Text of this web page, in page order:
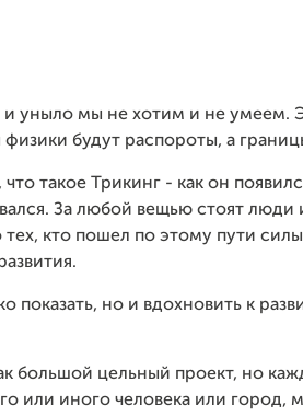
и уныло мы не хотим и не умеем.
будут распороты, а
такое Трикинг - как он
За любой вещью стоят люди
кто пошел по этому пути
показать, но и вдохновить к
большой цельный проект, но
или иного человека или город,